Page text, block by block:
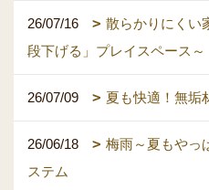
26/07/16
散らかりにくい
段下げる」プレイスペース～
26/07/09 夏も快適！無垢
26/06/18
梅雨～夏もやっ
ステム